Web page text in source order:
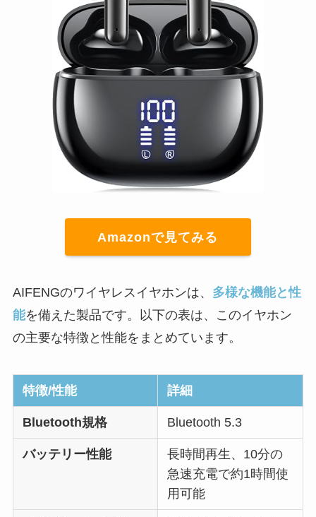
Amazonで見てみる
AIFENGのワイヤレスイヤホンは、 多様な機能と性
能を備えた製品です。以下の表は、このイヤホン
の主要な特徴と性能をまとめています。
特徴/性能 詳細
Bluetooth規格 Bluetooth 5.3
バッテリー性能
長時間再生、10分の
急速充電で約1時間使
用可能